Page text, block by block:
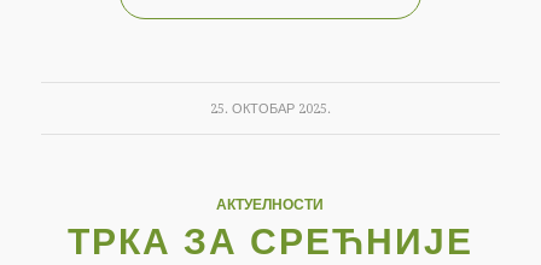
25. ОКТОБАР 2025.
АКТУЕЛНОСТИ
ТРКА ЗА СРЕЋНИЈЕ